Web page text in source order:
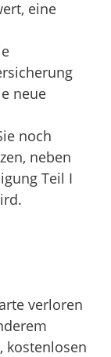
eine
neue
noch
neben
Teil I
verloren
kostenlosen